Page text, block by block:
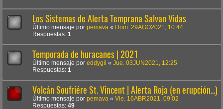
Los Sistemas de Alerta Temprana Salvan Vidas
Último mensaje por pemava « Dom. 29AGO2021, 10:44
Respuestas: 1
Temporada de huracanes | 2021
Último mensaje por eddygil « Jue. 03JUN2021, 12:25
Respuestas: 1
Volcán Soufriére St. Vincent | Alerta Roja (en erupción...)
Último mensaje por pemava « Vie. 16ABR2021, 09:02
Respuestas: 49